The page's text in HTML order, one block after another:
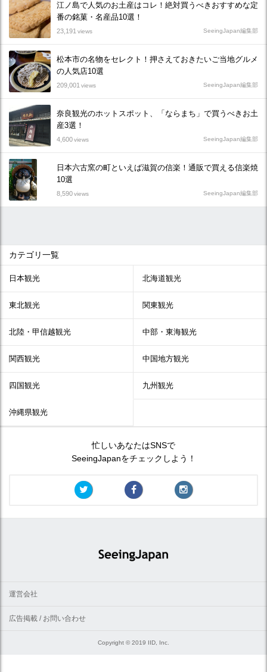
江ノ島で人気のお土産はコレ！絶対買うべきおすすめな定
番の銘菓・名産品10選！
23,191 views SeeingJapan編集部
松本市の名物をセレクト！押さえておきたいご当地グルメ
の人気店10選
209,001 views SeeingJapan編集部
奈良観光のホットスポット、「ならまち」で買うべきお土
産3選！
4,600views SeeingJapan編集部
日本六古窯の町といえば滋賀の信楽！通販で買える信楽焼
10選
8,590views SeeingJapan編集部
カテゴリ一覧
日本観光 北海道観光
東北観光 関東観光
北陸・甲信越観光 中部・東海観光
関西観光 中国地方観光
四国観光 九州観光
沖縄県観光
忙しいあなたはSNSで
SeeingJapanをチェックしよう！
運営会社
広告掲載 / お問い合わせ
Copyright © 2019 IID, Inc.